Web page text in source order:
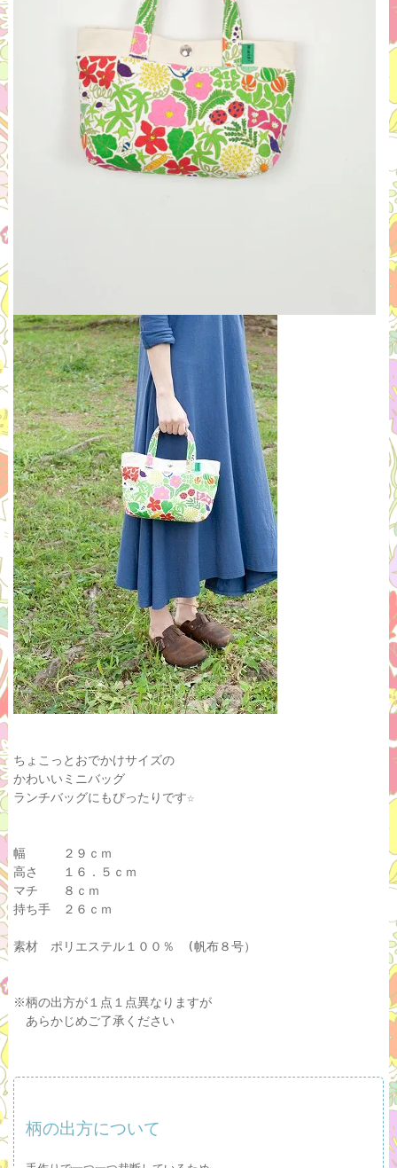
ちょこっとおでかけサイズの
かわいいミニバッグ
ランチバッグにもぴったりです☆
幅 ２９ｃｍ
高さ １６．５ｃｍ
マチ ８ｃｍ
持ち手 ２６ｃｍ
素材 ポリエステル１００％ (帆布８号）
※柄の出方が１点１点異なりますが
あらかじめご了承ください
柄の出方について